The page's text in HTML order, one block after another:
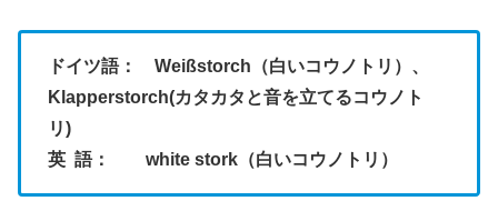
ドイツ語： Weißstorch（白いコウノトリ）、
Klapperstorch(カタカタと音を立てるコウノト
リ)
英 語： white stork（白いコウノトリ）